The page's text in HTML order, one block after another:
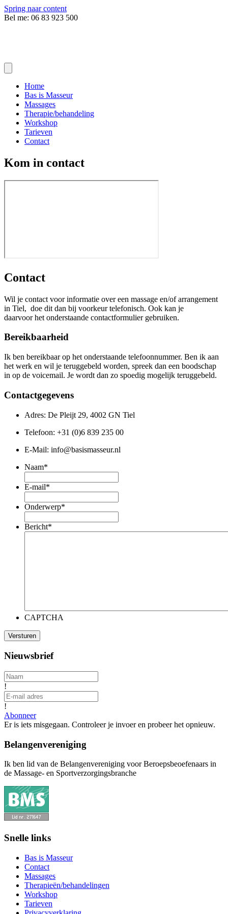
Spring naar content
Bel me: 06 83 923 500
Home
Bas is Masseur
Massages
Therapie/behandeling
Workshop
Tarieven
Contact
Kom in contact
Contact
Wil je contact voor informatie over een massage en/of arrangement
in Tiel, doe dit dan bij voorkeur telefonisch. Ook kan je
daarvoor het onderstaande contactformulier gebruiken.
Bereikbaarheid
Ik ben bereikbaar op het onderstaande telefoonnummer. Ben ik aan
het werk en wil je teruggebeld worden, spreek dan een boodschap
in op de voicemail. Je wordt dan zo spoedig mogelijk teruggebeld.
Contactgegevens
Adres: De Pleijt 29, 4002 GN Tiel
Telefoon: +31 (0)6 839 235 00
E-Mail: info@basismasseur.nl
Naam*
E-mail*
Onderwerp*
Bericht*
CAPTCHA
Nieuwsbrief
!
!
Abonneer
Er is iets misgegaan. Controleer je invoer en probeer het opnieuw.
Belangenvereniging
Ik ben lid van de Belangenvereniging voor Beroepsbeoefenaars in
de Massage- en Sportverzorgingsbranche
Snelle links
Bas is Masseur
Contact
Massages
Therapieën/behandelingen
Workshop
Tarieven